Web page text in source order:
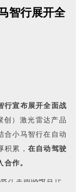
智行展开全
行宣布展开全面战
创）激光雷达产品
合小马智行在自动
积累， 在自动驾驶
作。